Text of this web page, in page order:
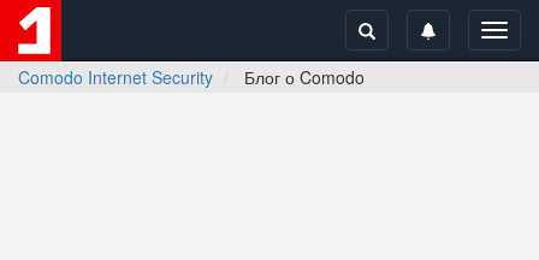
Comodo Internet Security
Блог о Comodo